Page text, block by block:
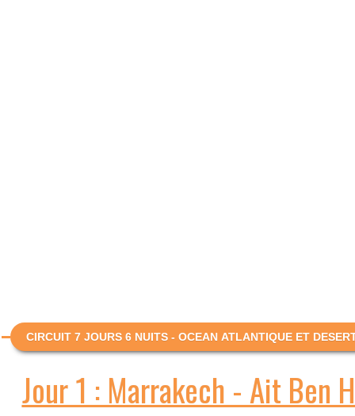
CIRCUIT 7 JOURS 6 NUITS - OCEAN ATLANTIQUE ET